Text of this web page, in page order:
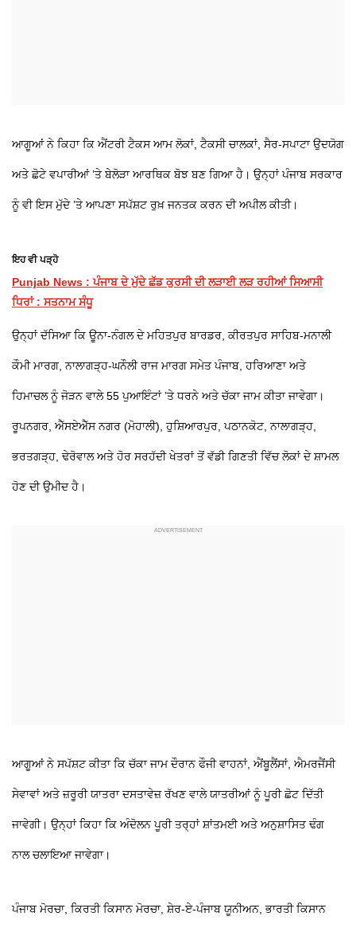
ਆਗੂਆਂ ਨੇ ਕਿਹਾ ਕਿ ਐਂਟਰੀ ਟੈਕਸ ਆਮ ਲੋਕਾਂ, ਟੈਕਸੀ ਚਾਲਕਾਂ, ਸੈਰ-ਸਪਾਟਾ ਉਦਯੋਗ
ਅਤੇ ਛੋਟੇ ਵਪਾਰੀਆਂ ’ਤੇ ਬੇਲੋੜਾ ਆਰਥਿਕ ਬੋਝ ਬਣ ਗਿਆ ਹੈ। ਉਨ੍ਹਾਂ ਪੰਜਾਬ ਸਰਕਾਰ
ਨੂੰ ਵੀ ਇਸ ਮੁੱਦੇ ’ਤੇ ਆਪਣਾ ਸਪੱਸ਼ਟ ਰੁਖ਼ ਜਨਤਕ ਕਰਨ ਦੀ ਅਪੀਲ ਕੀਤੀ।
ਇਹ ਵੀ ਪੜ੍ਹੋ
Punjab News : ਪੰਜਾਬ ਦੇ ਮੁੱਦੇ ਛੱਡ ਕੁਰਸੀ ਦੀ ਲੜਾਈ ਲੜ ਰਹੀਆਂ ਸਿਆਸੀ
ਧਿਰਾਂ : ਸਤਨਾਮ ਸੰਧੂ
ਉਨ੍ਹਾਂ ਦੱਸਿਆ ਕਿ ਊਨਾ-ਨੰਗਲ ਦੇ ਮਹਿਤਪੁਰ ਬਾਰਡਰ, ਕੀਰਤਪੁਰ ਸਾਹਿਬ-ਮਨਾਲੀ
ਕੌਮੀ ਮਾਰਗ, ਨਾਲਾਗੜ੍ਹ-ਘਨੌਲੀ ਰਾਜ ਮਾਰਗ ਸਮੇਤ ਪੰਜਾਬ, ਹਰਿਆਣਾ ਅਤੇ
ਹਿਮਾਚਲ ਨੂੰ ਜੋੜਨ ਵਾਲੇ 55 ਪੁਆਇੰਟਾਂ ’ਤੇ ਧਰਨੇ ਅਤੇ ਚੱਕਾ ਜਾਮ ਕੀਤਾ ਜਾਵੇਗਾ।
ਰੂਪਨਗਰ, ਐੱਸਏਐੱਸ ਨਗਰ (ਮੋਹਾਲੀ), ਹੁਸ਼ਿਆਰਪੁਰ, ਪਠਾਨਕੋਟ, ਨਾਲਾਗੜ੍ਹ,
ਭਰਤਗੜ੍ਹ, ਢੇਰੋਵਾਲ ਅਤੇ ਹੋਰ ਸਰਹੱਦੀ ਖੇਤਰਾਂ ਤੋਂ ਵੱਡੀ ਗਿਣਤੀ ਵਿੱਚ ਲੋਕਾਂ ਦੇ ਸ਼ਾਮਲ
ਹੋਣ ਦੀ ਉਮੀਦ ਹੈ।
ਆਗੂਆਂ ਨੇ ਸਪੱਸ਼ਟ ਕੀਤਾ ਕਿ ਚੱਕਾ ਜਾਮ ਦੌਰਾਨ ਫੌਜੀ ਵਾਹਨਾਂ, ਐਂਬੂਲੈਂਸਾਂ, ਐਮਰਜੈਂਸੀ
ਸੇਵਾਵਾਂ ਅਤੇ ਜ਼ਰੂਰੀ ਯਾਤਰਾ ਦਸਤਾਵੇਜ਼ ਰੱਖਣ ਵਾਲੇ ਯਾਤਰੀਆਂ ਨੂੰ ਪੂਰੀ ਛੋਟ ਦਿੱਤੀ
ਜਾਵੇਗੀ। ਉਨ੍ਹਾਂ ਕਿਹਾ ਕਿ ਅੰਦੋਲਨ ਪੂਰੀ ਤਰ੍ਹਾਂ ਸ਼ਾਂਤਮਈ ਅਤੇ ਅਨੁਸ਼ਾਸਿਤ ਢੰਗ
ਨਾਲ ਚਲਾਇਆ ਜਾਵੇਗਾ।
ਪੰਜਾਬ ਮੋਰਚਾ, ਕਿਰਤੀ ਕਿਸਾਨ ਮੋਰਚਾ, ਸ਼ੇਰ-ਏ-ਪੰਜਾਬ ਯੂਨੀਅਨ, ਭਾਰਤੀ ਕਿਸਾਨ